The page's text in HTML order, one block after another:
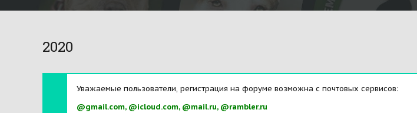
2020
Уважаемые пользователи, регистрация на форуме возможна с почтовых сервисов:
@gmail.com, @icloud.com, @mail.ru, @rambler.ru